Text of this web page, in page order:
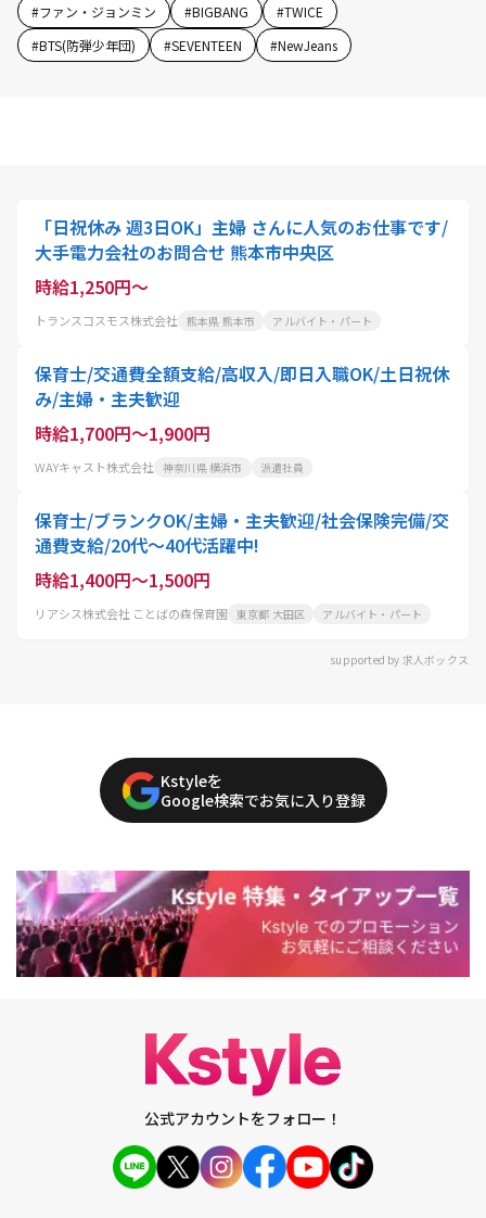
#ファン・ジョンミン #BIGBANG #TWICE
#BTS(防弾少年団) #SEVENTEEN #NewJeans
「日祝休み 週3日OK」主婦 さんに人気のお仕事です/
大手電力会社のお問合せ 熊本市中央区
時給1,250円～
トランスコスモス株式会社 熊本県 熊本市 アルバイト・パート
保育士/交通費全額支給/高収入/即日入職OK/土日祝休
み/主婦・主夫歓迎
時給1,700円～1,900円
WAYキャスト株式会社 神奈川県 横浜市 派遣社員
保育士/ブランクOK/主婦・主夫歓迎/社会保険完備/交
通費支給/20代～40代活躍中!
時給1,400円～1,500円
リアシス株式会社 ことばの森保育園 東京都 大田区 アルバイト・パート
supported by 求人ボックス
Kstyleを
Google検索でお気に入り登録
公式アカウントをフォロー！